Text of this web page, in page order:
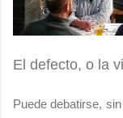
El defecto, o la
Puede debatirse,